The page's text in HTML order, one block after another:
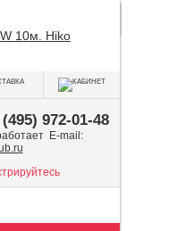
972-01-48
E-mail: